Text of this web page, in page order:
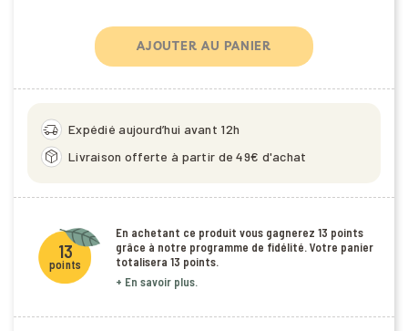
AJOUTER AU PANIER
delivery_truck_speed Expédié aujourd’hui avant 12h
package_2 Livraison offerte à partir de 49€ d'achat
13
points
En achetant ce produit vous gagnerez 13 points
grâce à notre programme de fidélité. Votre panier
totalisera 13 points.
+ En savoir plus.